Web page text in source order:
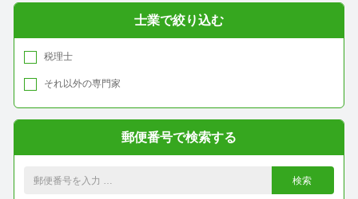
北九州市八幡東区
士業で絞り込む
税理士
それ以外の専門家
郵便番号で検索する
検索